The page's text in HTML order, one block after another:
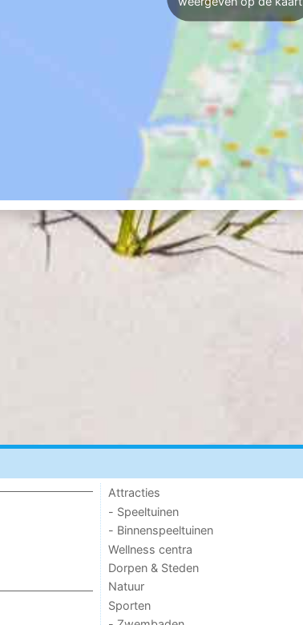
Attracties
- Speeltuinen
- Binnenspeeltuinen
Wellness centra
Dorpen & Steden
Natuur
Sporten